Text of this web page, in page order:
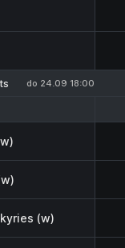
do 24.09 18:00
(w)